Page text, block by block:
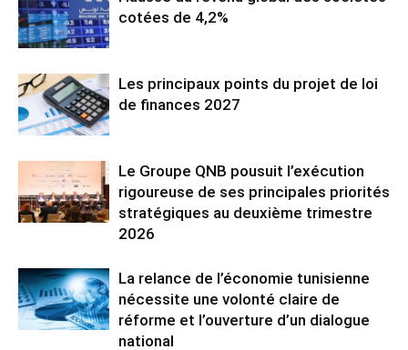
cotées de 4,2%
Les principaux points du projet de loi
de finances 2027
Le Groupe QNB pousuit l’exécution
rigoureuse de ses principales priorités
stratégiques au deuxième trimestre
2026
La relance de l’économie tunisienne
nécessite une volonté claire de
réforme et l’ouverture d’un dialogue
national